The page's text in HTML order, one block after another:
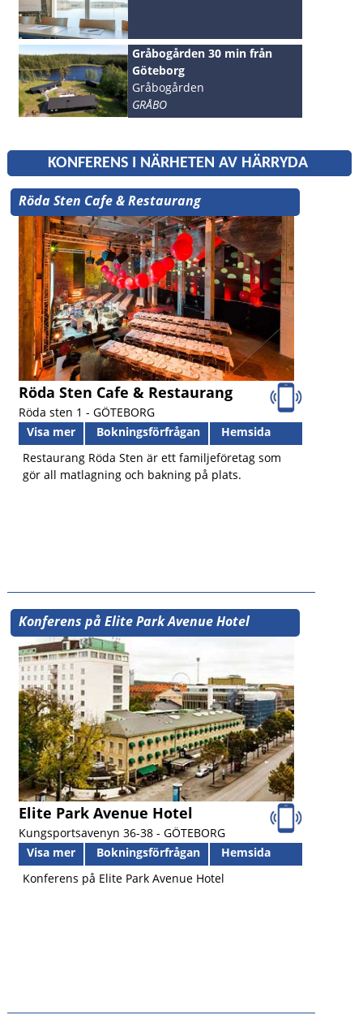
Gråbogården 30 min från
Göteborg
Gråbogården
GRÅBO
KONFERENS I NÄRHETEN AV HÄRRYDA
Röda Sten Cafe & Restaurang
Röda Sten Cafe & Restaurang
Röda sten 1 - GÖTEBORG
Visa mer
Bokningsförfrågan
Hemsida
Restaurang Röda Sten är ett familjeföretag som
gör all matlagning och bakning på plats.
Konferens på Elite Park Avenue Hotel
Elite Park Avenue Hotel
Kungsportsavenyn 36-38 - GÖTEBORG
Visa mer
Bokningsförfrågan
Hemsida
Konferens på Elite Park Avenue Hotel